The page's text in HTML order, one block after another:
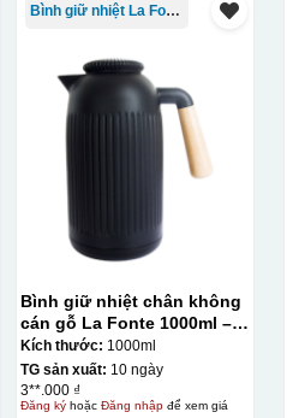
Bình giữ nhiệt La Fonte
Bình giữ nhiệt chân không
cán gỗ La Fonte 1000ml –
011679
Kích thước: 1000ml
TG sản xuất: 10 ngày
3**.000 ₫
Đăng kýhoặc Đăng nhậpđể xem giá